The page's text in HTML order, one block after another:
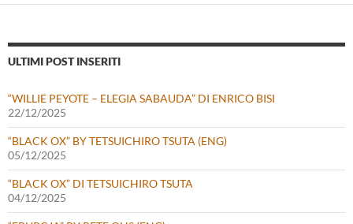
ULTIMI POST INSERITI
“WILLIE PEYOTE – ELEGIA SABAUDA” DI ENRICO BISI
22/12/2025
“BLACK OX” BY TETSUICHIRO TSUTA (ENG)
05/12/2025
“BLACK OX” DI TETSUICHIRO TSUTA
04/12/2025